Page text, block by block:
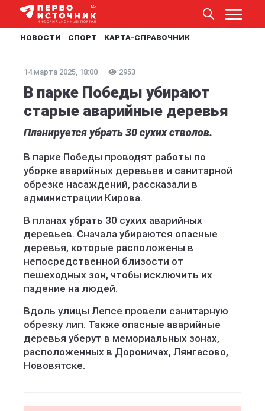
НОВОСТИ СПОРТ КАРТА-СПРАВОЧНИК
14 марта 2025, 18:00 2953
В парке Победы убирают
старые аварийные деревья
Планируется убрать 30 сухих стволов.
В парке Победы проводят работы по
уборке аварийных деревьев и санитарной
обрезке насаждений, рассказали в
администрации Кирова.
В планах убрать 30 сухих аварийных
деревьев. Сначала убираются опасные
деревья, которые расположены в
непосредственной близости от
пешеходных зон, чтобы исключить их
падение на людей.
Вдоль улицы Лепсе провели санитарную
обрезку лип. Также опасные аварийные
деревья уберут в мемориальных зонах,
расположенных в Дороничах, Лянгасово,
Нововятске.